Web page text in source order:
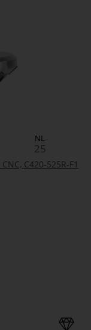
NL
25
C420-525R-F1